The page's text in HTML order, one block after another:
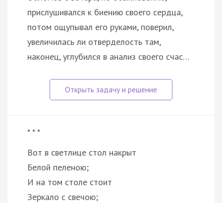
прислушивался к биению своего сердца,
потом ощупывал его руками, поверил,
увеличилась ли отверделость там,
наконец, углубился в анализ своего счас…
* * *
Вот в светлице стол накрыт
Белой пеленою;
И на том столе стоит
Зеркало с свечою;